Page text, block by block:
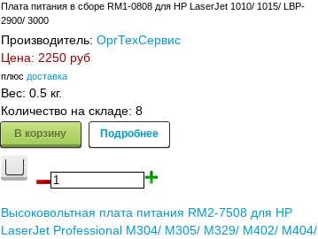
Плата питания в сборе RM1-0808 для HP LaserJet 1010/ 1015/ LBP-
2900/ 3000
Производитель: ОргТехСервис
Цена: 2250 руб
плюс доставка
Вес: 0.5 кг.
Количество на складе: 8
В корзину Подробнее
Высоковольтная плата питания RM2-7508 для HP
LaserJet Professional M304/ M305/ M329/ M402/ M404/